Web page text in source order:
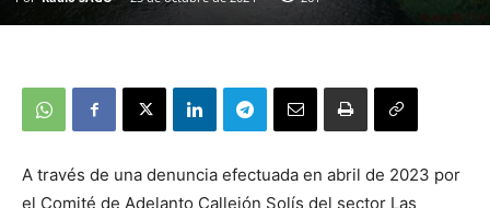
A través de una denuncia efectuada en abril de 2023 por
el Comité de Adelanto Callejón Solís del sector Las